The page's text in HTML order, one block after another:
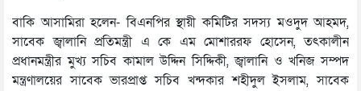
বাকি আসামিরা হলেন- বিএনপির স্থায়ী কমিটির সদস্য মওদুদ আহমদ,
সাবেক জ্বালানি প্রতিমন্ত্রী এ কে এম মোশাররফ হোসেন, তৎকালীন
প্রধানমন্ত্রীর মুখ্য সচিব কামাল উদ্দিন সিদ্দিকী, জ্বালানি ও খনিজ সম্পদ
মন্ত্রণালয়ের সাবেক ভারপ্রাপ্ত সচিব খন্দকার শহীদুল ইসলাম, সাবেক